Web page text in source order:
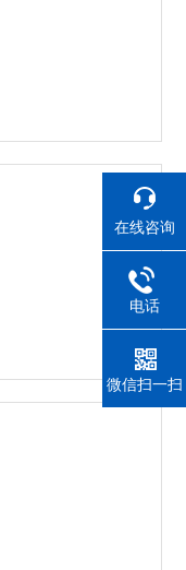
在线咨询
电话
微信扫一扫